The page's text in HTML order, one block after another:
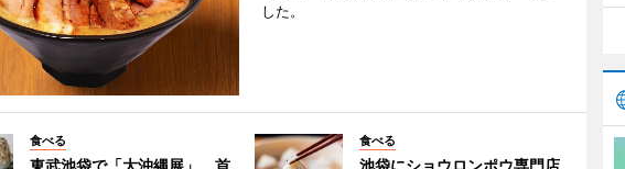
した。
食べる 食べる